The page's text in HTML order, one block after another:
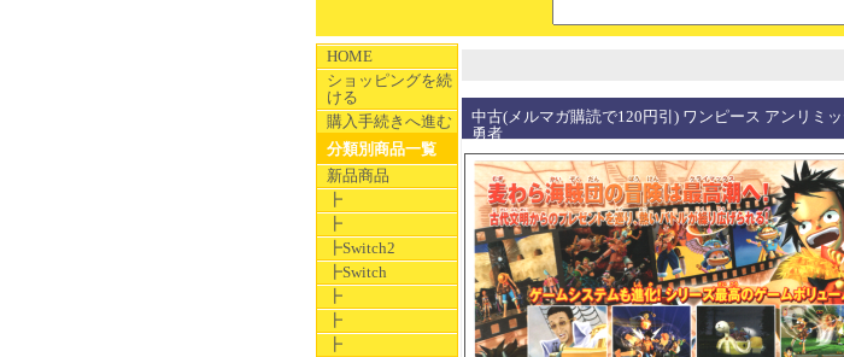
HOME
ショッピングを続
ける
購入手続きへ進む
分類別商品一覧
新品商品
┣
┣
┣Switch2
┣Switch
┣
┣
┣
中古(メルマガ購読で120円引) ワンピース アンリミ
勇者